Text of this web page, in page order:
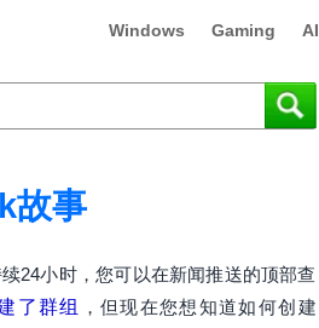
Windows Gaming AI
故事
24小时，您可以在新闻推送的顶部查
了群组
，但现在您想知道如何创建